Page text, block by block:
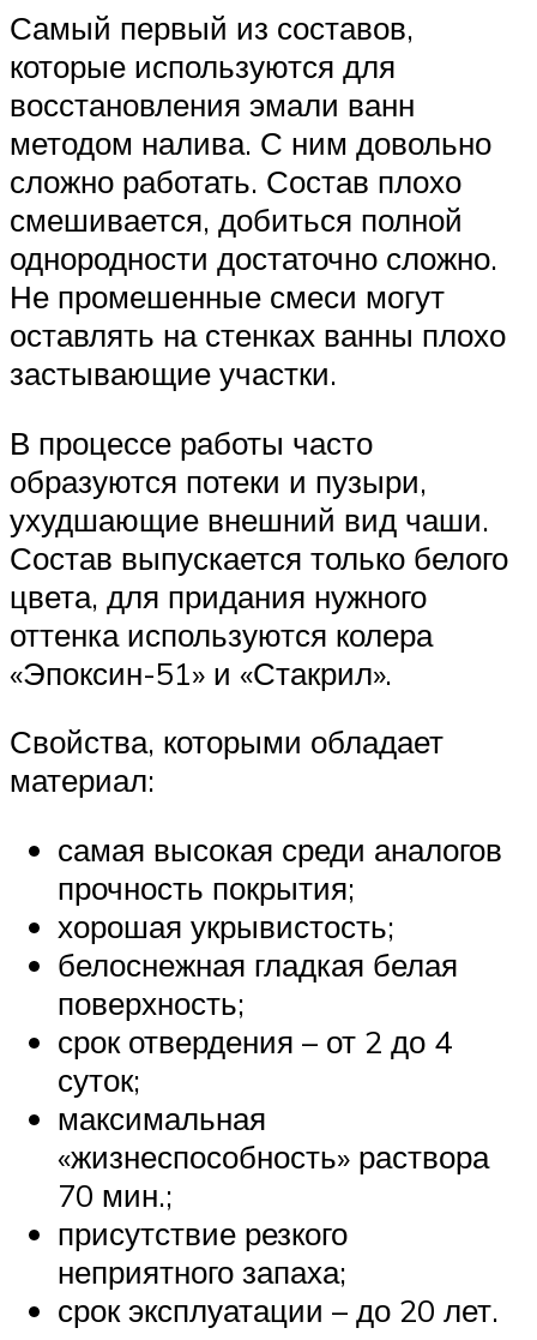
Самый первый из составов,
которые используются для
восстановления эмали ванн
методом налива. С ним довольно
сложно работать. Состав плохо
смешивается, добиться полной
однородности достаточно сложно.
Не промешенные смеси могут
оставлять на стенках ванны плохо
застывающие участки.
В процессе работы часто
образуются потеки и пузыри,
ухудшающие внешний вид чаши.
Состав выпускается только белого
цвета, для придания нужного
оттенка используются колера
«Эпоксин-51» и «Стакрил».
Свойства, которыми обладает
материал:
самая высокая среди аналогов
прочность покрытия;
хорошая укрывистость;
белоснежная гладкая белая
поверхность;
срок отвердения – от 2 до 4
суток;
максимальная
«жизнеспособность» раствора
70 мин.;
присутствие резкого
неприятного запаха;
срок эксплуатации – до 20 лет.